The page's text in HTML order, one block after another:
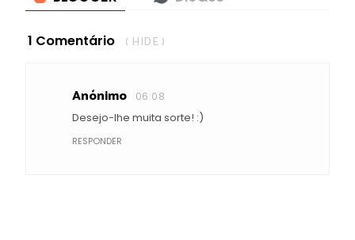
1 Comentário ( HIDE )
Anónimo 06:08
Desejo-lhe muita sorte! :)
RESPONDER